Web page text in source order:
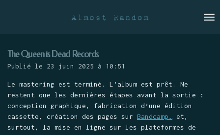
The Queen is Dead Records
Publié le 23 juin 2025 à 10:51
Le mastering est terminé. L’album est prêt. Ne
restent que les dernières étapes avant la sortie :
conception graphique, fabrication d’une édition
cassette, création des pages sur Bandcamp… et,
surtout, la mise en ligne sur les plateformes de